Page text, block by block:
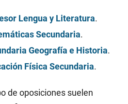
Lengua y Literatura.
Secundaria.
Geografía e Historia.
Física Secundaria.
de oposiciones suelen